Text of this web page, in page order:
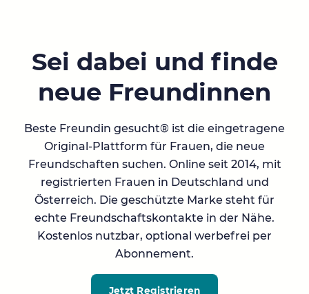
Sei dabei und finde
neue Freundinnen
Beste Freundin gesucht® ist die eingetragene
Original-Plattform für Frauen, die neue
Freundschaften suchen. Online seit 2014, mit
registrierten Frauen in Deutschland und
Österreich. Die geschützte Marke steht für
echte Freundschaftskontakte in der Nähe.
Kostenlos nutzbar, optional werbefrei per
Abonnement.
Jetzt Registrieren